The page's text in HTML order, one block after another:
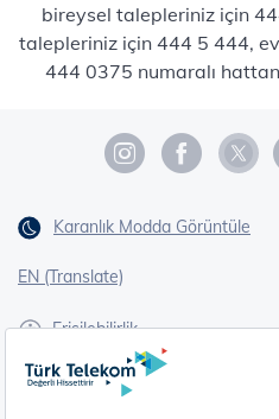
bireysel talepleriniz için
talepleriniz için 444 5 444,
444 0375 numaralı hattan
Karanlık Modda Görüntüle
EN (Translate)
Erişilebilirlik
İşaret Dili Çevirisi